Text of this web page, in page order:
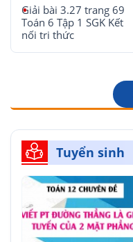
Giải bài 3.27 trang 69
Toán 6 Tập 1 SGK Kết
nối tri thức
Tuyển sinh